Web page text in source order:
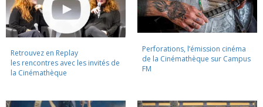
Retrouvez en Replay
les rencontres avec les invités de
la Cinémathèque
Perforations, l’émission cinéma
de la Cinémathèque sur Campus
FM